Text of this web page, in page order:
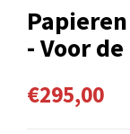
- Voor
€295,00